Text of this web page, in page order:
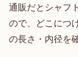
通販だとシャフ
ので、どこにつ
の長さ・内径を